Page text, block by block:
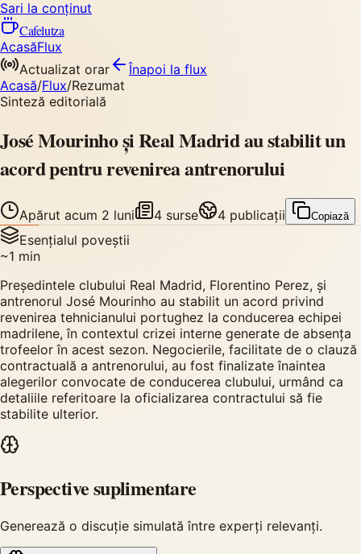
Sari la conținut
Cafelutza
AcasăFlux
Actualizat orar
Înapoi la flux
Acasă/Flux/Rezumat
Sinteză editorială
José Mourinho și Real Madrid au stabilit un
acord pentru revenirea antrenorului
Apărut acum 2 luni 4 surse 4 publicații Copiază
Esențialul poveștii
~1 min
Președintele clubului Real Madrid, Florentino Perez, și
antrenorul José Mourinho au stabilit un acord privind
revenirea tehnicianului portughez la conducerea echipei
madrilene, în contextul crizei interne generate de absența
trofeelor în acest sezon. Negocierile, facilitate de o clauză
contractuală a antrenorului, au fost finalizate înaintea
alegerilor convocate de conducerea clubului, urmând ca
detaliile referitoare la oficializarea contractului să fie
stabilite ulterior.
Perspective suplimentare
Generează o discuție simulată între experți relevanți.